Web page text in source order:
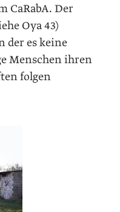
CaRabA. Der
Oya 43)
es keine
Menschen ihren
folgen